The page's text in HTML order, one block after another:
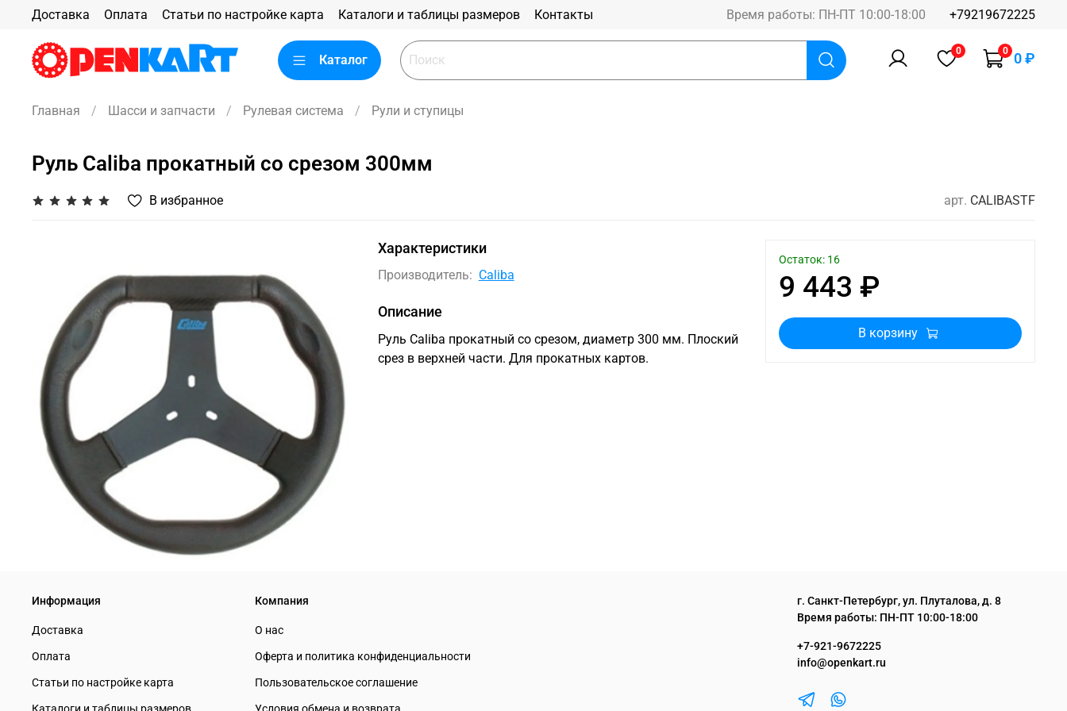
Доставка Оплата Статьи по настройке карта Каталоги и таблицы размеров Контакты Время работы: ПН-ПТ 10:00-18:00 +79219672225
Каталог
0 0 0 ₽
Главная Шасси и запчасти Рулевая система Рули и ступицы
Руль Caliba прокатный со срезом 300мм
В избранное арт. CALIBASTF
Характеристики
Производитель: Caliba
Описание
Руль Caliba прокатный со срезом, диаметр 300 мм. Плоский
срез в верхней части. Для прокатных картов.
9 443 ₽
Остаток: 16
В корзину
Информация
Доставка
Оплата
Статьи по настройке карта
Компания
О нас
Оферта и политика конфиденциальности
Пользовательское соглашение
г. Санкт-Петербург, ул. Плуталова, д. 8
Время работы: ПН-ПТ 10:00-18:00
+7-921-9672225
info@openkart.ru